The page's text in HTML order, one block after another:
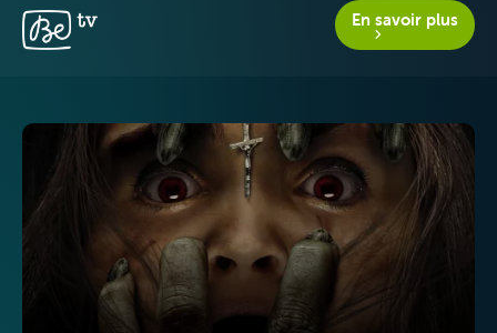
Télévision
En savoir plus